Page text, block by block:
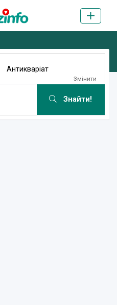
Антикваріат
Змінити
Знайти!